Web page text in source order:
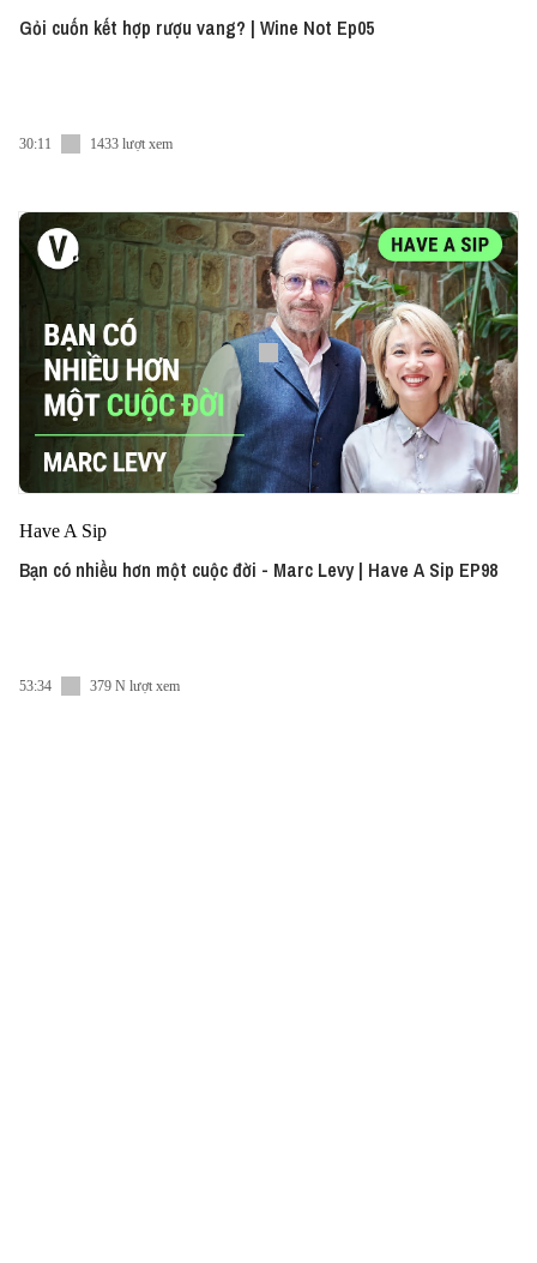
Gỏi cuốn kết hợp rượu vang? | Wine Not Ep05
30:11 1433 lượt xem
Have A Sip
Bạn có nhiều hơn một cuộc đời - Marc Levy | Have A Sip EP98
53:34 379 N lượt xem